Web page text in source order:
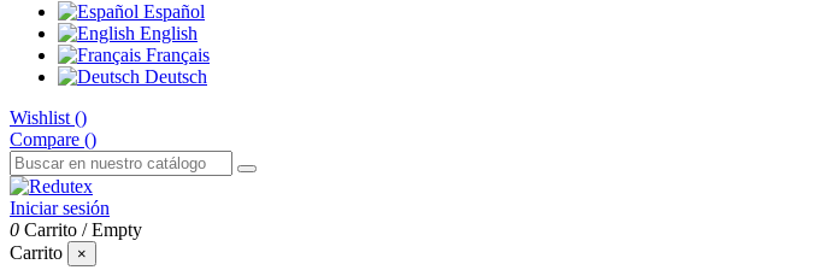
Español
English
Français
Deutsch
Wishlist ()
Compare ()
Iniciar sesión
0 Carrito /Empty
Carrito
×